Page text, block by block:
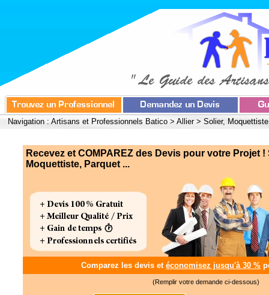
Navigation : Artisans et Professionnels Batico > Allier> Solier,
Recevez et COMPAREZ des Devis pour votre Projet !
Moquettiste, Parquet ...
Comparez les devis et économisez jusqu'à 30 %
(Remplir votre demande ci-dessous)